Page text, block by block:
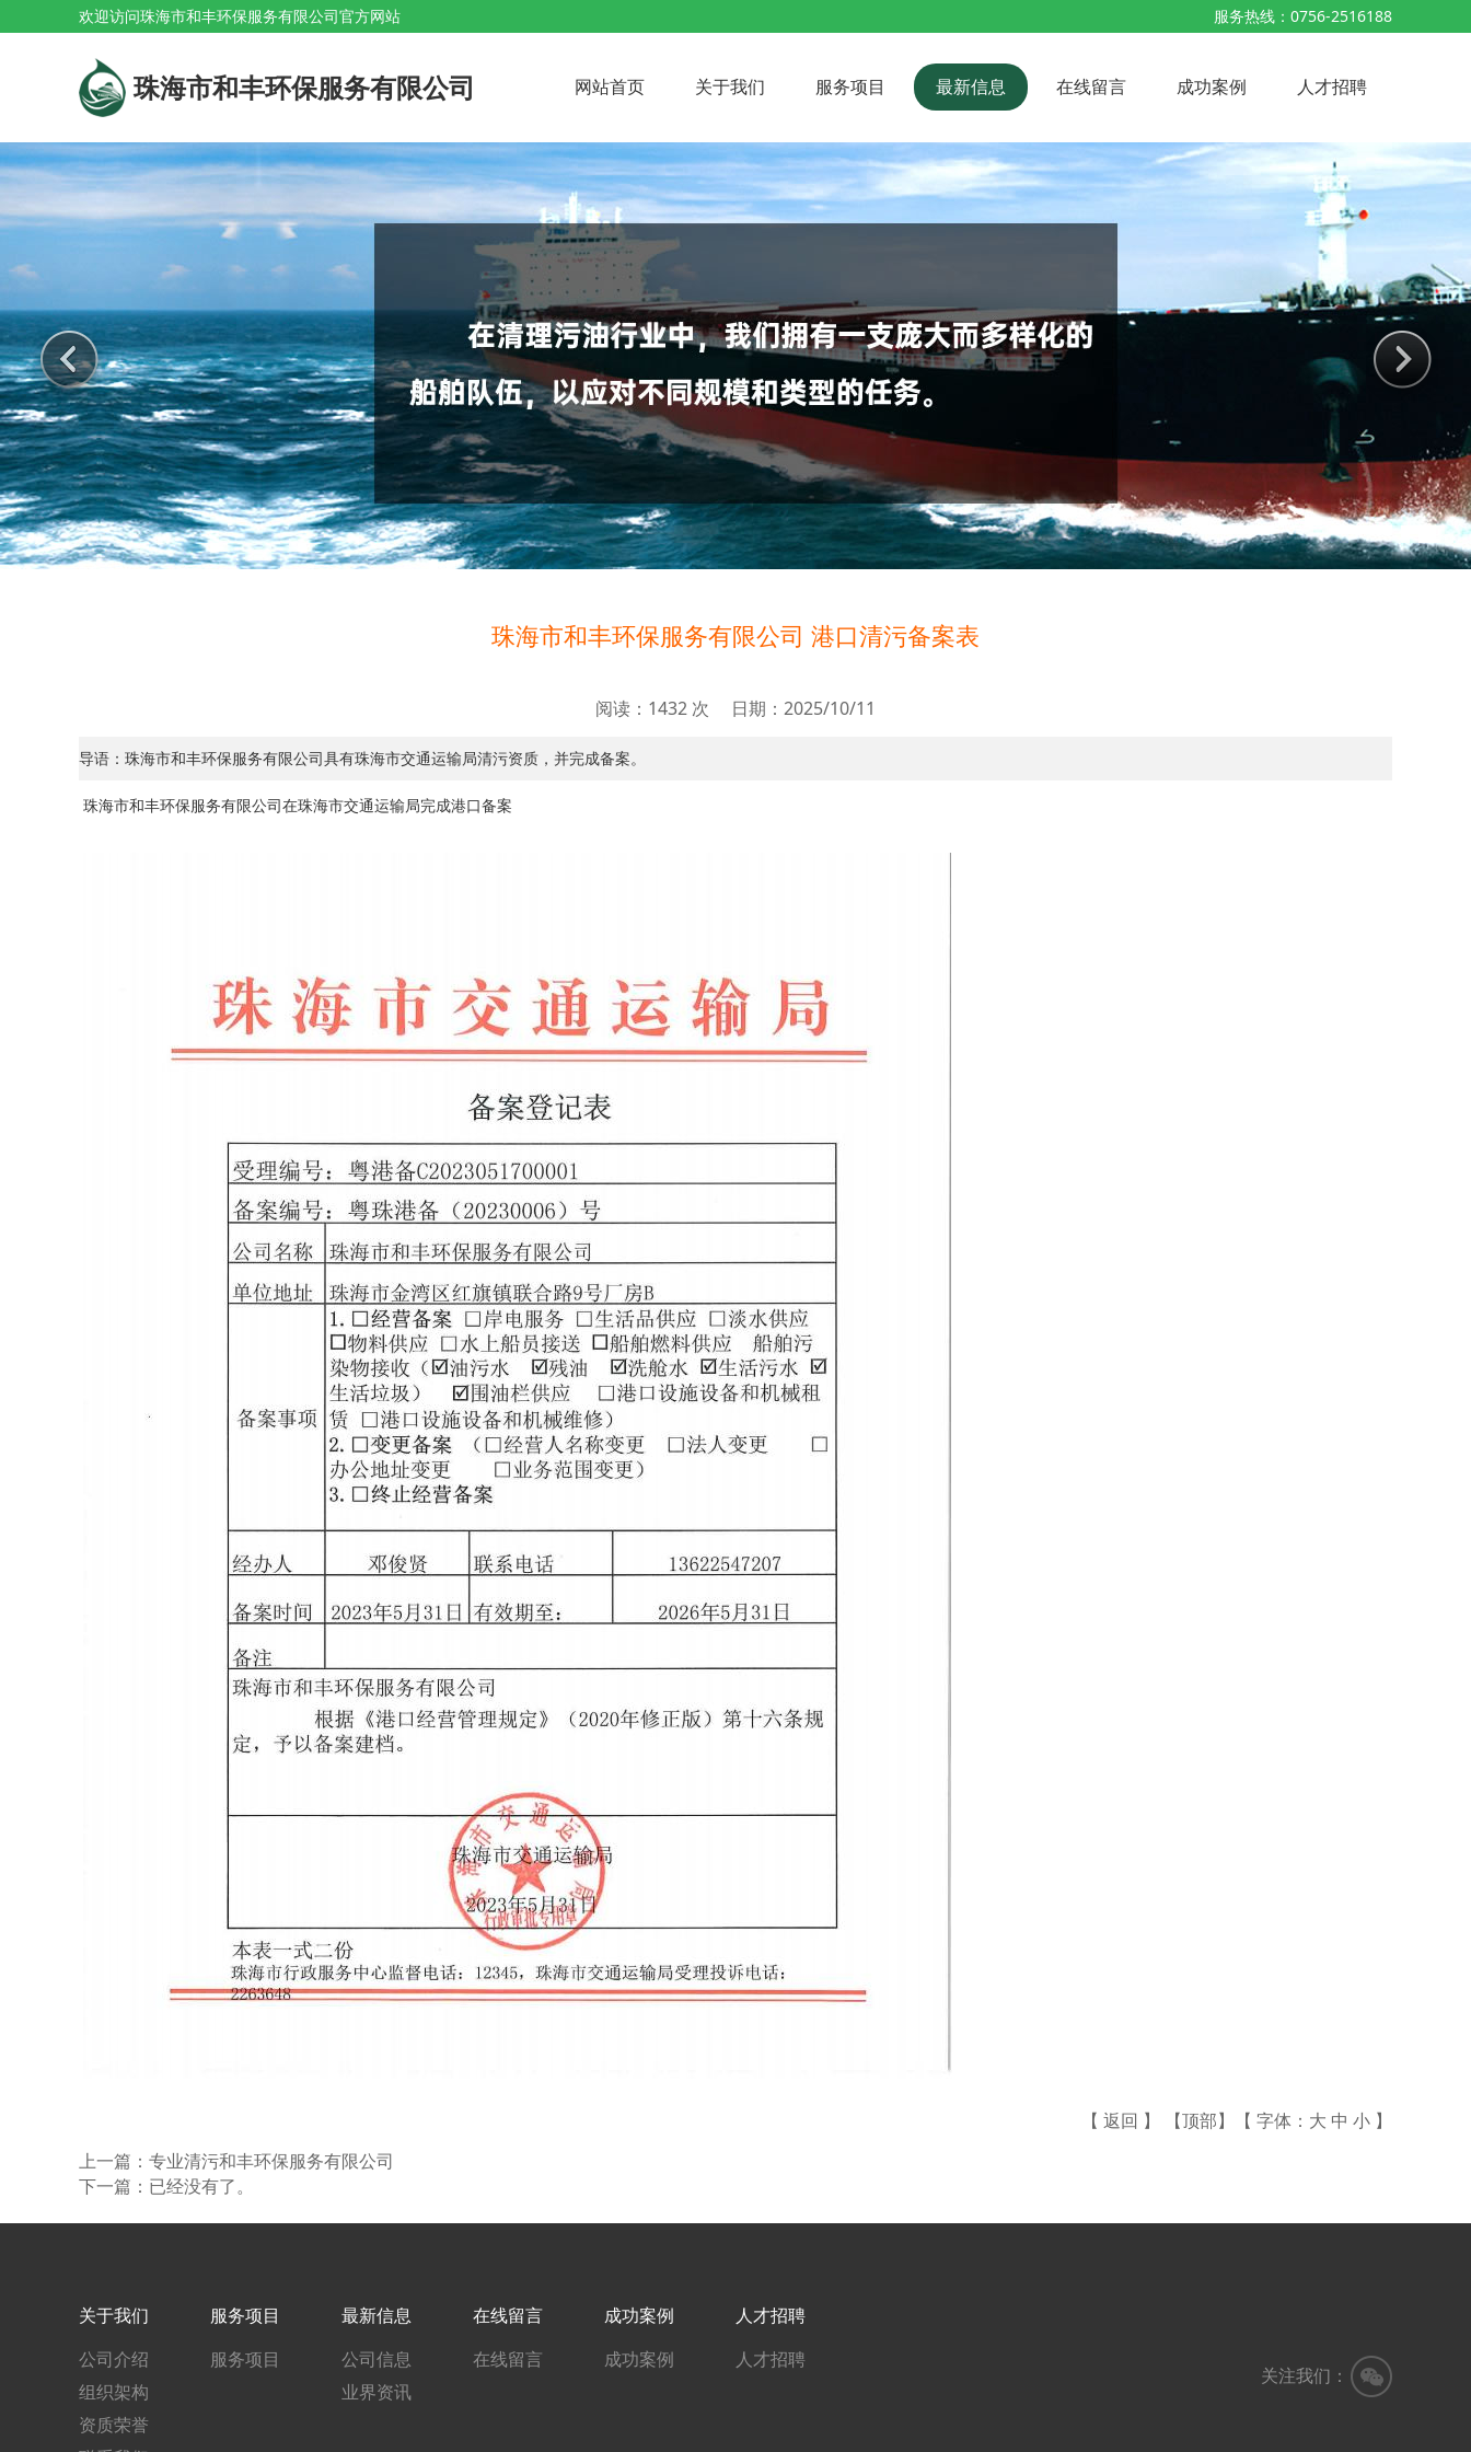
欢迎访问珠海市和丰环保服务有限公司官方网站 服务热线：0756-2516188
珠海市和丰环保服务有限公司 网站首页 关于我们 服务项目 最新信息 在线留言 成功案例 人才招聘
珠海市和丰环保服务有限公司 港口清污备案表
阅读：1432 次 日期：2025/10/11
导语：珠海市和丰环保服务有限公司具有珠海市交通运输局清污资质，并完成备案。
珠海市和丰环保服务有限公司在珠海市交通运输局完成港口备案
【 返回 】 【顶部】【 字体： 大 中 小 】
上一篇： 专业清污和丰环保服务有限公司
下一篇：已经没有了。
关于我们 服务项目 最新信息 在线留言 成功案例
人才招聘
公司介绍
服务项目 公司信息 在线留言 成功案例 人才招聘
关注我们：
组织架构
业界资讯
资质荣誉